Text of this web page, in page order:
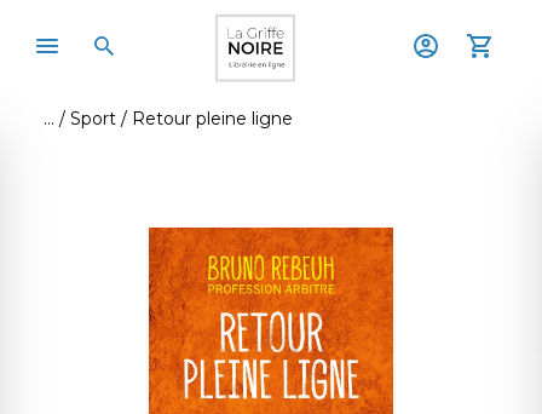
Sport Retour pleine ligne